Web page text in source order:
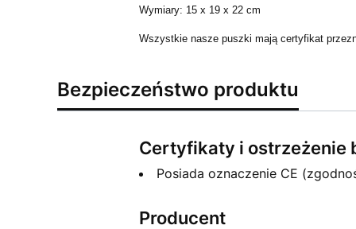
Wymiary: 15 x 19 x 22 cm
Wszystkie nasze puszki mają certyfikat
Bezpieczeństwo produktu
Certyfikaty i ostrzeżenie
Posiada oznaczenie CE
Producent